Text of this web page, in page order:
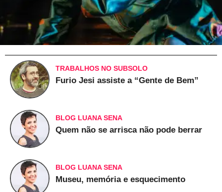
TRABALHOS NO SUBSOLO
Furio Jesi assiste a “Gente de Bem”
BLOG LUANA SENA
Quem não se arrisca não pode berrar
BLOG LUANA SENA
Museu, memória e esquecimento